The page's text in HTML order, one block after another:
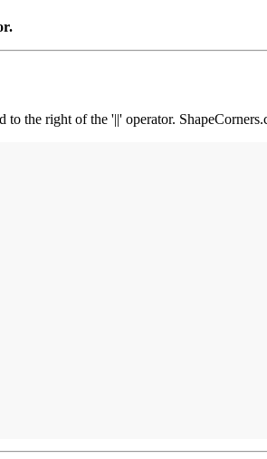
the right of the '||' operator.